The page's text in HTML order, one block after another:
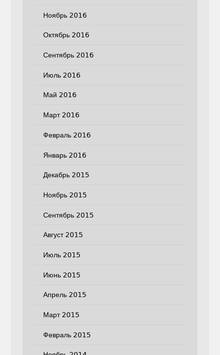
Ноябрь 2016
Октябрь 2016
Сентябрь 2016
Июль 2016
Май 2016
Март 2016
Февраль 2016
Январь 2016
Декабрь 2015
Ноябрь 2015
Сентябрь 2015
Август 2015
Июль 2015
Июнь 2015
Апрель 2015
Март 2015
Февраль 2015